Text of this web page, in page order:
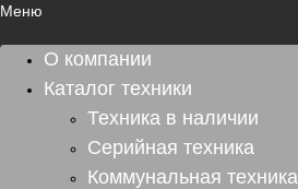
Меню
О компании
Каталог техники
Техника в наличии
Серийная техника
Коммунальная техника